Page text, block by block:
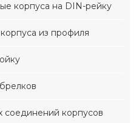
корпуса на DIN-рейку
из профиля
соединений корпусов